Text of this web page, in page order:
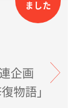
。
ました
連企画
物語」